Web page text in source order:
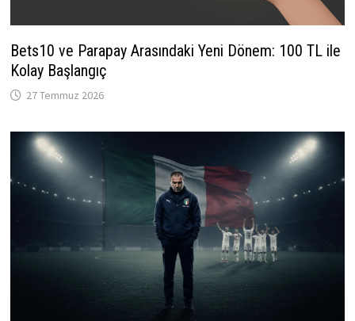
Bets10 ve Parapay Arasındaki Yeni Dönem: 100 TL ile
Kolay Başlangıç
27 Temmuz 2026